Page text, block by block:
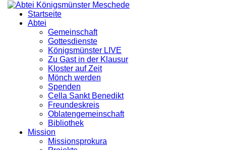
Startseite
Abtei
Gemeinschaft
Gottesdienste
Königsmünster LIVE
Zu Gast in der Klausur
Kloster auf Zeit
Mönch werden
Spenden
Cella Sankt Benedikt
Freundeskreis
Oblatengemeinschaft
Bibliothek
Mission
Missionsprokura